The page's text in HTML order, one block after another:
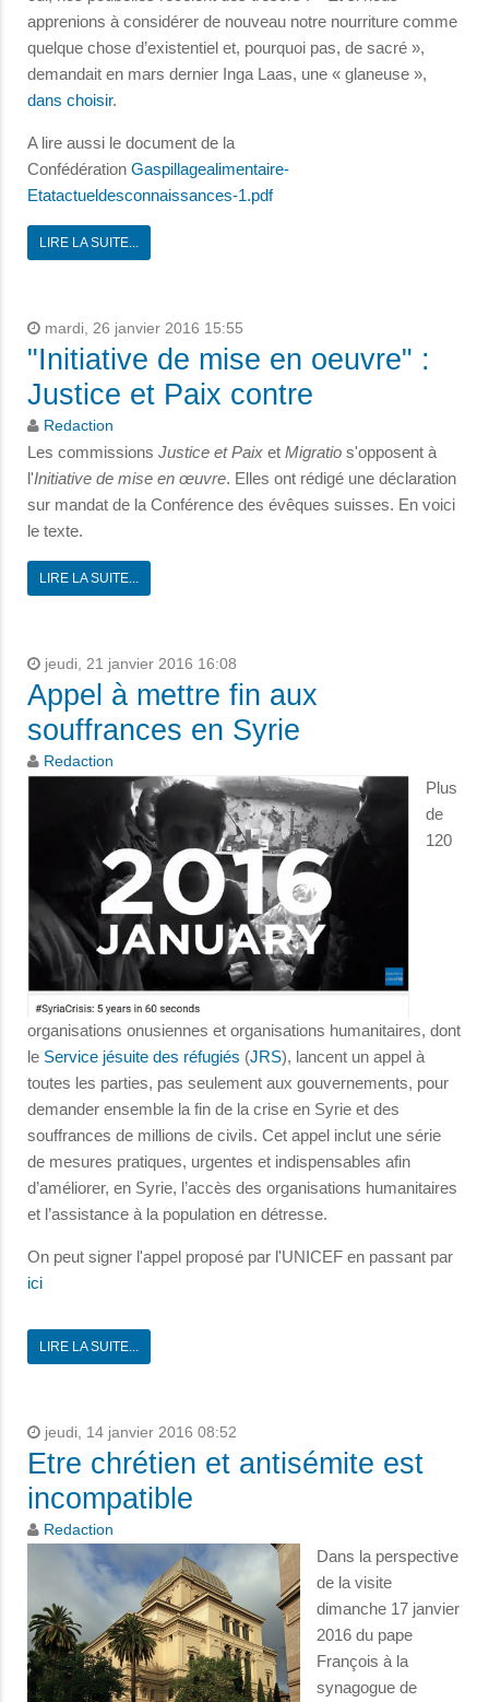
apprenions à considérer de nouveau notre nourriture comme
quelque chose d’existentiel et, pourquoi pas, de sacré »,
demandait en mars dernier Inga Laas, une « glaneuse »,
dans choisir.
A lire aussi le document de la
Confédération Gaspillagealimentaire-
Etatactueldesconnaissances-1.pdf
LIRE LA SUITE...
mardi, 26 janvier 2016 15:55
"Initiative de mise en oeuvre" :
Justice et Paix contre
Redaction
Les commissions Justice et Paix et Migratio s'opposent à
l'Initiative de mise en œuvre. Elles ont rédigé une déclaration
sur mandat de la Conférence des évêques suisses. En voici
le texte.
LIRE LA SUITE...
jeudi, 21 janvier 2016 16:08
Appel à mettre fin aux
souffrances en Syrie
Redaction
Plus
de
120
organisations onusiennes et organisations humanitaires, dont
le Service jésuite des réfugiés (JRS), lancent un appel à
toutes les parties, pas seulement aux gouvernements, pour
demander ensemble la fin de la crise en Syrie et des
souffrances de millions de civils. Cet appel inclut une série
de mesures pratiques, urgentes et indispensables afin
d’améliorer, en Syrie, l’accès des organisations humanitaires
et l’assistance à la population en détresse.
On peut signer l'appel proposé par l'UNICEF en passant par
ici
LIRE LA SUITE...
jeudi, 14 janvier 2016 08:52
Etre chrétien et antisémite est
incompatible
Redaction
Dans la perspective
de la visite
dimanche 17 janvier
2016 du pape
François à la
synagogue de